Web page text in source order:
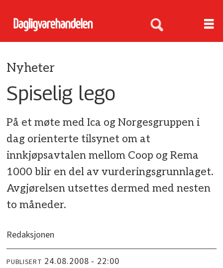
Nyheter
Spiselig lego
På et møte med Ica og Norgesgruppen i
dag orienterte tilsynet om at
innkjøpsavtalen mellom Coop og Rema
1000 blir en del av vurderingsgrunnlaget.
Avgjørelsen utsettes dermed med nesten
to måneder.
Redaksjonen
PUBLISERT 24.08.2008 - 22:00